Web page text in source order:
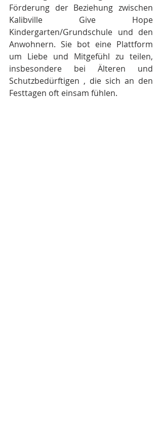
Förderung der Beziehung zwischen
Kalibville Give Hope
Kindergarten/Grundschule und den
Anwohnern. Sie bot eine Plattform
um Liebe und Mitgefühl zu teilen,
insbesondere bei Älteren und
Schutzbedürftigen , die sich an den
Festtagen oft einsam fühlen.